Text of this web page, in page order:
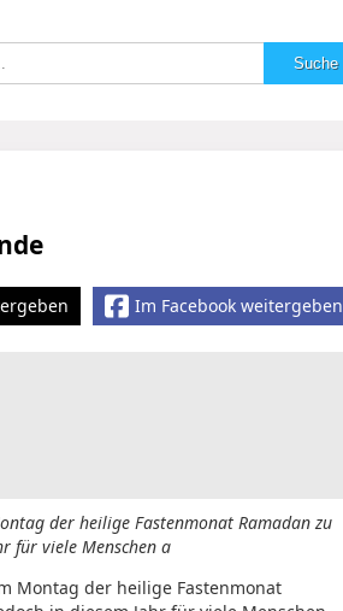
Im Facebook weitergeben
der heilige Fastenmonat Ramadan zu
für viele Menschen a
Montag der heilige Fastenmonat